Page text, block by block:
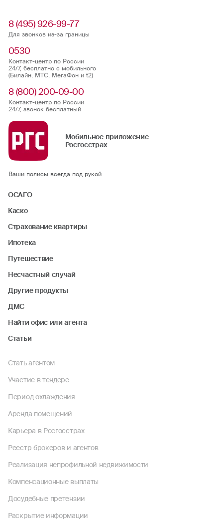
8 (495) 926-99-77
Для звонков из-за границы
0530
Контакт-центр по России
24/7, бесплатно с мобильного
(Билайн, МТС, МегаФон и t2)
8 (800) 200-09-00
Контакт-центр по России
24/7, звонок бесплатный
Мобильное приложение
Росгосстрах
Ваши полисы всегда под рукой
ОСАГО
Каско
Страхование квартиры
Ипотека
Путешествие
Несчастный случай
Другие продукты
ДМС
Найти офис или агента
Статьи
Стать агентом
Участие в тендере
Период охлаждения
Аренда помещений
Карьера в Росгосстрах
Реестр брокеров и агентов
Реализация непрофильной недвижимости
Компенсационные выплаты
Досудебные претензии
Раскрытие информации